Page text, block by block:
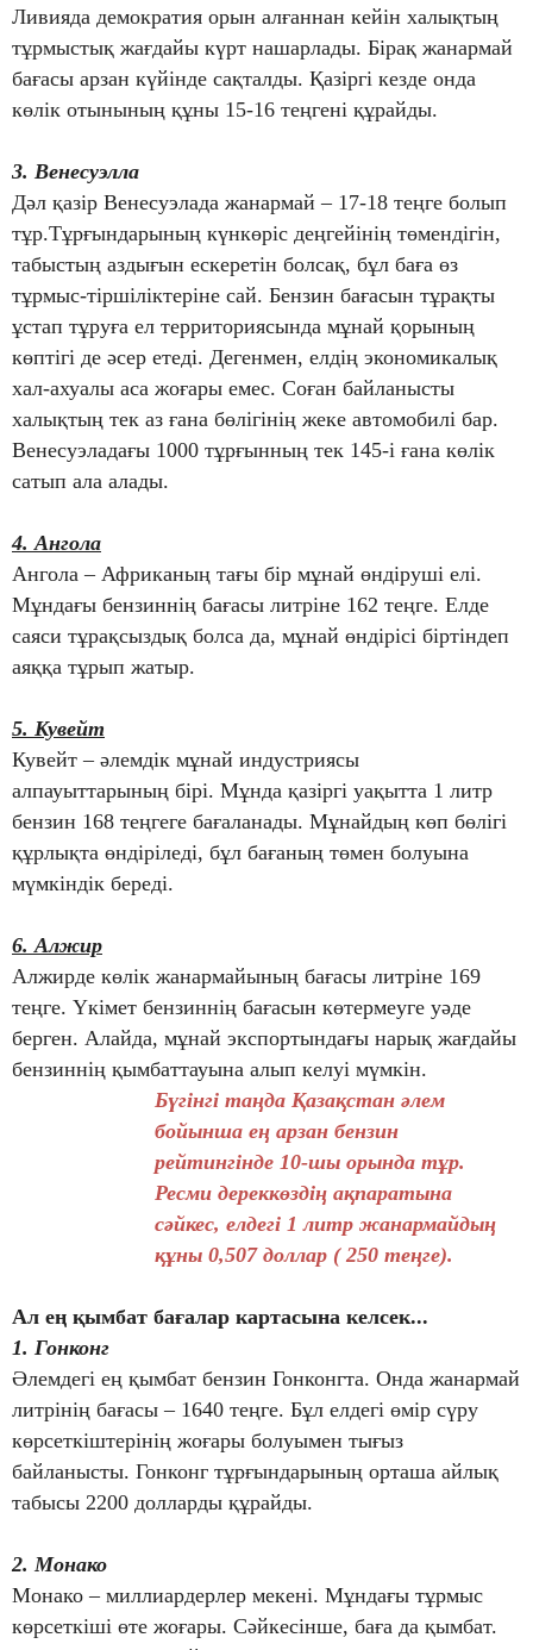
Ливияда демократия орын алғаннан кейін халықтың
тұрмыстық жағдайы күрт нашарлады. Бірақ жанармай
бағасы арзан күйінде сақталды. Қазіргі кезде онда
көлік отынының құны 15-16 теңгені құрайды.
3. Венесуэлла
Дәл қазір Венесуэлада жанармай – 17-18 теңге болып
тұр.Тұрғындарының күнкөріс деңгейінің төмендігін,
табыстың аздығын ескеретін болсақ, бұл баға өз
тұрмыс-тіршіліктеріне сай. Бензин бағасын тұрақты
ұстап тұруға ел территориясында мұнай қорының
көптігі де әсер етеді. Дегенмен, елдің экономикалық
хал-ахуалы аса жоғары емес. Соған байланысты
халықтың тек аз ғана бөлігінің жеке автомобилі бар.
Венесуэладағы 1000 тұрғынның тек 145-і ғана көлік
сатып ала алады.
4. Ангола
Ангола – Африканың тағы бір мұнай өндіруші елі.
Мұндағы бензиннің бағасы литріне 162 теңге. Елде
саяси тұрақсыздық болса да, мұнай өндірісі біртіндеп
аяққа тұрып жатыр.
5. Кувейт
Кувейт – әлемдік мұнай индустриясы
алпауыттарының бірі. Мұнда қазіргі уақытта 1 литр
бензин 168 теңгеге бағаланады. Мұнайдың көп бөлігі
құрлықта өндіріледі, бұл бағаның төмен болуына
мүмкіндік береді.
6. Алжир
Алжирде көлік жанармайының бағасы литріне 169
теңге. Үкімет бензиннің бағасын көтермеуге уәде
берген. Алайда, мұнай экспортындағы нарық жағдайы
бензиннің қымбаттауына алып келуі мүмкін.
Бүгінгі таңда Қазақстан әлем
бойынша ең арзан бензин
рейтингінде 10-шы орында тұр.
Ресми дереккөздің ақпаратына
сәйкес, елдегі 1 литр жанармайдың
құны 0,507 доллар ( 250 теңге).
Ал ең қымбат бағалар картасына келсек...
1. Гонконг
Әлемдегі ең қымбат бензин Гонконгта. Онда жанармай
литрінің бағасы – 1640 теңге. Бұл елдегі өмір сүру
көрсеткіштерінің жоғары болуымен тығыз
байланысты. Гонконг тұрғындарының орташа айлық
табысы 2200 долларды құрайды.
2. Монако
Монако – миллиардерлер мекені. Мұндағы тұрмыс
көрсеткіші өте жоғары. Сәйкесінше, баға да қымбат.